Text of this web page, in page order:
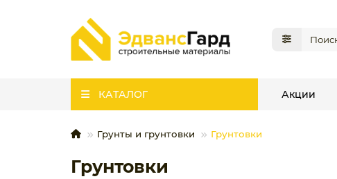
КАТАЛОГ Акции
Грунты и грунтовки Грунтовки
Грунтовки